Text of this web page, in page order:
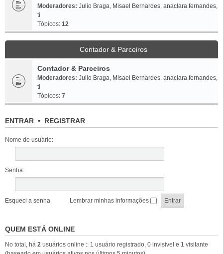
Moderadores: Julio Braga, Misael Bernardes, anaclara.fernandes,
ti
Tópicos: 12
Contador & Parceiros
Contador & Parceiros
Moderadores: Julio Braga, Misael Bernardes, anaclara.fernandes,
ti
Tópicos: 7
ENTRAR • REGISTRAR
Nome de usuário:
Senha:
Esqueci a senha Lembrar minhas informações
QUEM ESTÁ ONLINE
No total, há 2 usuários online :: 1 usuário registrado, 0 invisivel e 1 visitante